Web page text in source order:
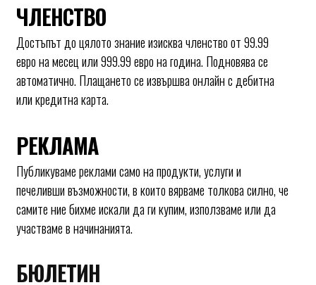
ЧЛЕНСТВО
Достъпът до цялото знание изисква членство от 99.99
евро на месец или 999.99 евро на година. Подновява се
автоматично. Плащането се извършва онлайн с дебитна
или кредитна карта.
РЕКЛАМА
Публикуваме реклами само на продукти, услуги и
печеливши възможности, в които вярваме толкова силно, че
самите ние бихме искали да ги купим, използваме или да
участваме в начинанията.
БЮЛЕТИН